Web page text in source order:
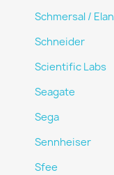
Schmersal / Elan
Schneider
Scientific Labs
Seagate
Sega
Sennheiser
Sfee